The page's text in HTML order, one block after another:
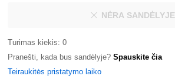
NĖRA SANDĖLYJE
Turimas kiekis: 0
Pranešti, kada bus sandėlyje? Spauskite čia
Teiraukitės pristatymo laiko